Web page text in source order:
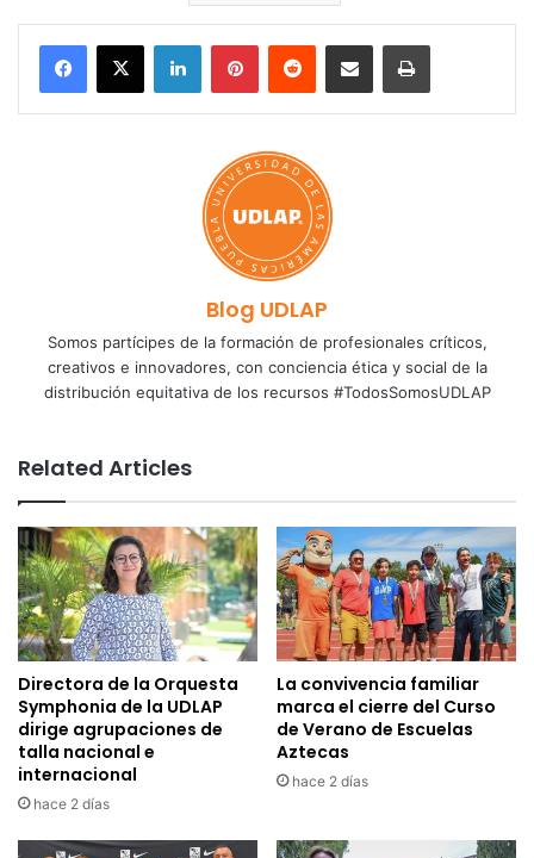
LinkedInPinterestReddit Share via Email Print
Blog UDLAP
Somos partícipes de la formación de profesionales críticos,
creativos e innovadores, con conciencia ética y social de la
distribución equitativa de los recursos #TodosSomosUDLAP
Related Articles
Directora de la Orquesta
Symphonia de la UDLAP
dirige agrupaciones de
talla nacional e
internacional
hace 2 días
La convivencia familiar
marca el cierre del Curso
de Verano de Escuelas
Aztecas
hace 2 días